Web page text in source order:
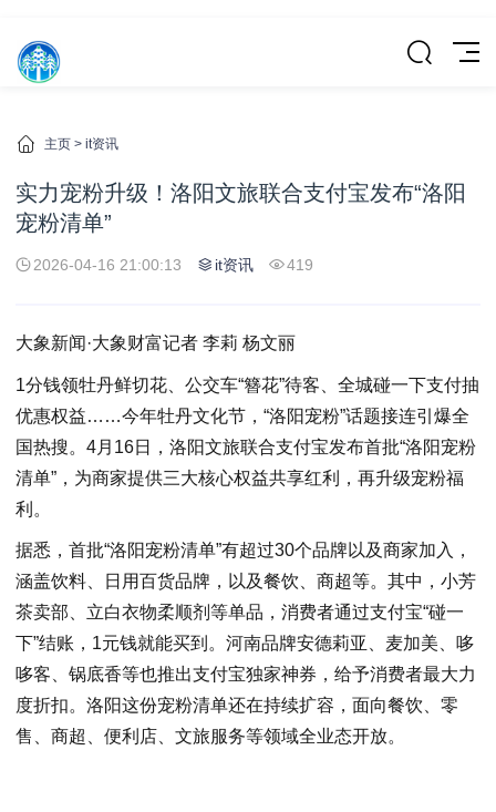
主页 > it资讯
实力宠粉升级！洛阳文旅联合支付宝发布“洛阳
宠粉清单”
2026-04-16 21:00:13 it资讯 419
大象新闻·大象财富记者 李莉 杨文丽
1分钱领牡丹鲜切花、公交车“簪花”待客、全城碰一下支付抽
优惠权益……今年牡丹文化节，“洛阳宠粉”话题接连引爆全
国热搜。4月16日，洛阳文旅联合支付宝发布首批“洛阳宠粉
清单”，为商家提供三大核心权益共享红利，再升级宠粉福
利。
据悉，首批“洛阳宠粉清单”有超过30个品牌以及商家加入，
涵盖饮料、日用百货品牌，以及餐饮、商超等。其中，小芳
茶卖部、立白衣物柔顺剂等单品，消费者通过支付宝“碰一
下”结账，1元钱就能买到。河南品牌安德莉亚、麦加美、哆
哆客、锅底香等也推出支付宝独家神券，给予消费者最大力
度折扣。洛阳这份宠粉清单还在持续扩容，面向餐饮、零
售、商超、便利店、文旅服务等领域全业态开放。